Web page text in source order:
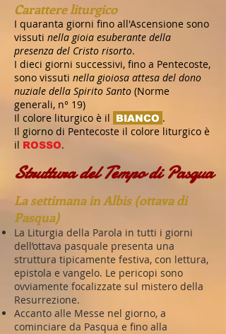
Carattere liturgico
I quaranta giorni fino all'Ascensione sono
vissuti nella gioia esuberante della
presenza del Cristo risorto.
I dieci giorni successivi, fino a Pentecoste,
sono vissuti nella gioiosa attesa del dono
nuziale della Spirito Santo (Norme
generali, n° 19)
Il colore liturgico è il
BIANCO .
Il giorno di Pentecoste il colore liturgico è
il ROSSO.
Struttura del Tempo di Pasqua
La settimana in Albis (ottava di
Pasqua)
La Liturgia della Parola in tutti i giorni
dell’ottava pasquale presenta una
struttura tipicamente festiva, con lettura,
epistola e vangelo. Le pericopi sono
ovviamente focalizzate sul mistero della
Resurrezione.
Accanto alle Messe nel giorno, a
cominciare da Pasqua e fino alla